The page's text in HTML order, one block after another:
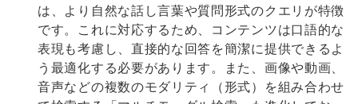
は、より自然な話し言葉や質問形式のクエリが特徴
です。これに対応するため、コンテンツは口語的な
表現も考慮し、直接的な回答を簡潔に提供できるよ
う最適化する必要があります。また、画像や動画、
音声などの複数のモダリティ（形式）を組み合わせ